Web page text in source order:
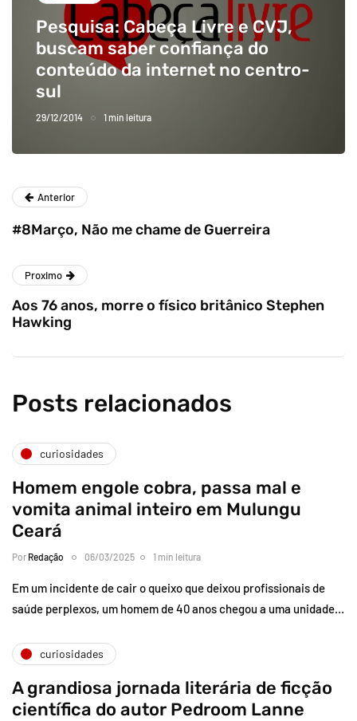
Pesquisa: Cabeça Livre e CVJ,
buscam saber confiança do
conteúdo da internet no centro-
sul
29/12/2014 1 min leitura
Anterior
#8Março, Não me chame de Guerreira
Proximo
Aos 76 anos, morre o físico britânico Stephen
Hawking
Posts relacionados
curiosidades
Homem engole cobra, passa mal e
vomita animal inteiro em Mulungu
Ceará
Por Redação 06/03/2025 1 min leitura
Em um incidente de cair o queixo que deixou profissionais de
saúde perplexos, um homem de 40 anos chegou a uma unidade…
curiosidades
A grandiosa jornada literária de ficção
científica do autor Pedroom Lanne